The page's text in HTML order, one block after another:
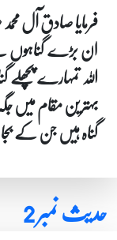
فرمایا صادق آل
ان بڑے گناہوں
اللہ تمہارے
بہترین مقام میں
گناہ ہیں جن کے
حدیث نمبر 2